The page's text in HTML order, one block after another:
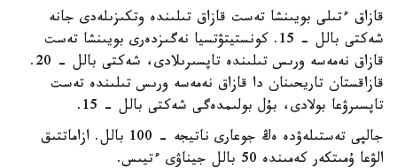
قازاق ءتىلى بويىنشا تەست قازاق تىلىندە وتكىزىلەدى جانە
شەكتى بالل - 15. كونستيتۋتسيا نەگىزدەرى بويىنشا تەست
قازاق نەمەسە ورىس تىلىندە تاپسىرىلادى، شەكتى بالل - 20.
قازاقستان تاريحىنان دا قازاق نەمەسە ورىس تىلىندە تەست
تاپسىرۋعا بولادى، بۇل بولىمدەگى شەكتى بالل - 15.
جالپى تەستىلەۋدە ەڭ جوعارى ناتيجە - 100 بالل. ازاماتتىق
الۋعا ۇمىتكەر كەمىندە 50 بالل جيناۋى ءتيىس.